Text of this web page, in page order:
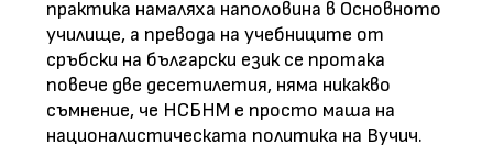
практика намаляха наполовина в Основното
училище, а превода на учебниците от
сръбски на български език се протака
повече две десетилетия, няма никакво
съмнение, че НСБНМ е просто маша на
националистическата политика на Вучич.